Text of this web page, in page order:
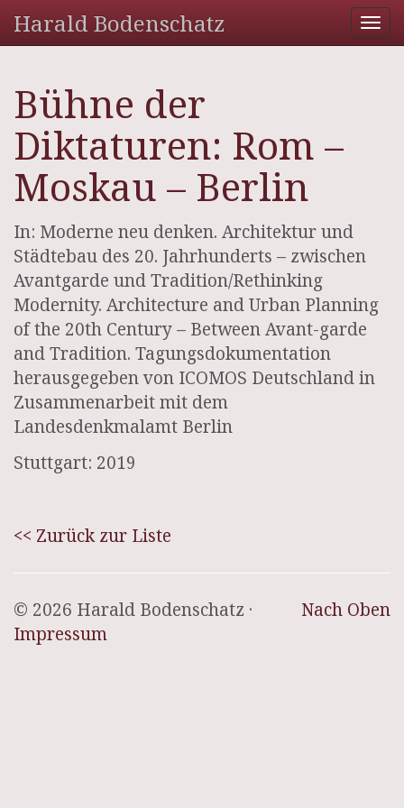
Harald Bodenschatz
Bühne der
Diktaturen: Rom –
Moskau – Berlin
In: Moderne neu denken. Architektur und
Städtebau des 20. Jahrhunderts – zwischen
Avantgarde und Tradition/Rethinking
Modernity. Architecture and Urban Planning
of the 20th Century – Between Avant-garde
and Tradition. Tagungsdokumentation
herausgegeben von ICOMOS Deutschland in
Zusammenarbeit mit dem
Landesdenkmalamt Berlin
Stuttgart: 2019
<< Zurück zur Liste
Nach Oben
© 2026 Harald Bodenschatz ·
Impressum